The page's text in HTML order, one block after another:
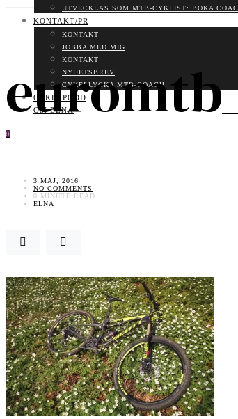
UTVECKLAS SOM MTB-CYKLIST: BOKA
KONTAKT/PR
KONTAKT
JOBBA MED MIG
KONTAKT
NYHETSBREV
CYKELLYCKA MTB-COACH
CYKELPODD
OM ELNA
0
3 MAJ, 2016
NO COMMENTS
0 MINUTE READ
ELNA